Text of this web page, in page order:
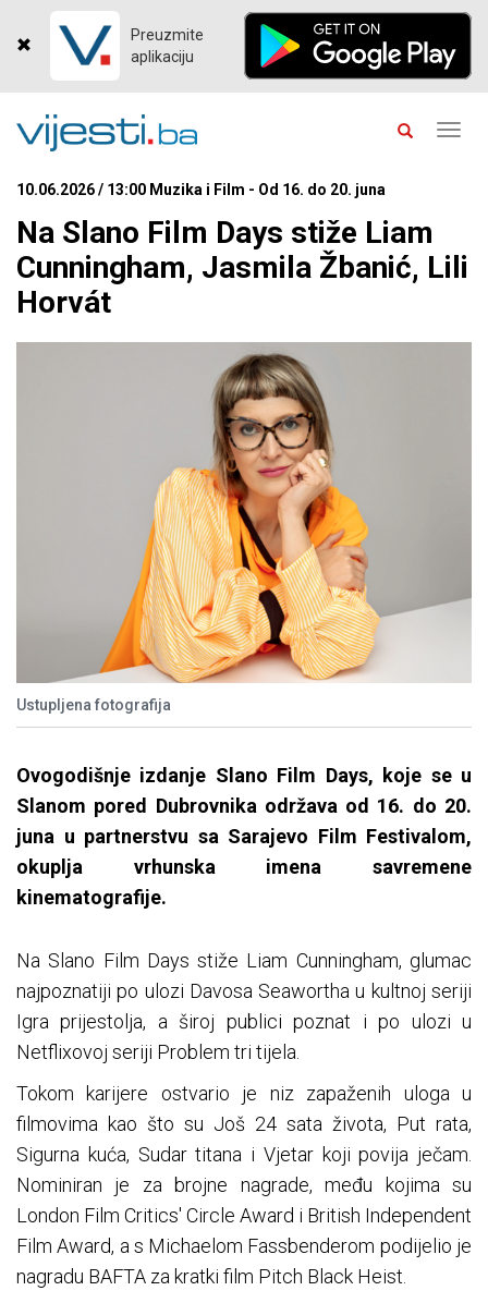
Preuzmite
aplikaciju
10.06.2026 / 13:00 Muzika i Film - Od 16. do 20. juna
Na Slano Film Days stiže Liam
Cunningham, Jasmila Žbanić, Lili
Horvát
Ustupljena fotografija
Ovogodišnje izdanje Slano Film Days, koje se u
Slanom pored Dubrovnika održava od 16. do 20.
juna u partnerstvu sa Sarajevo Film Festivalom,
okuplja vrhunska imena savremene
kinematografije.
Na Slano Film Days stiže Liam Cunningham, glumac
najpoznatiji po ulozi Davosa Seawortha u kultnoj seriji
Igra prijestolja, a široj publici poznat i po ulozi u
Netflixovoj seriji Problem tri tijela.
Tokom karijere ostvario je niz zapaženih uloga u
filmovima kao što su Još 24 sata života, Put rata,
Sigurna kuća, Sudar titana i Vjetar koji povija ječam.
Nominiran je za brojne nagrade, među kojima su
London Film Critics' Circle Award i British Independent
Film Award, a s Michaelom Fassbenderom podijelio je
nagradu BAFTA za kratki film Pitch Black Heist.